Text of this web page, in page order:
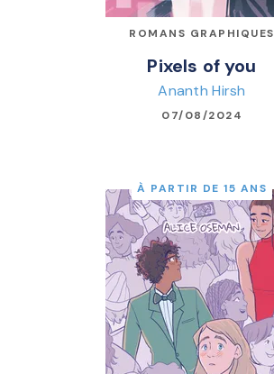
ROMANS GRAPHIQUES
Pixels of you
Ananth Hirsh
07/08/2024
À PARTIR DE 15 ANS